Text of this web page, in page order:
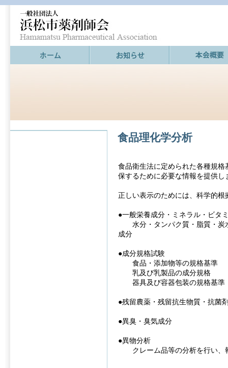
食品理化学分析
食品衛生法に定められた各種規
保するために必要な情報を提供し
正しい表示のためには、科学的
●一般栄養成分・ミネラル・ビタ
水分・タンパク質・脂質・炭
成分
●成分規格試験
食品・添加物等の規格基準
乳及び乳製品の成分規格
器具及び容器包装の規格基準
●残留農薬・残留抗生物質・抗菌
●異臭・臭気成分
●異物分析
クレーム品等の分析を行い、